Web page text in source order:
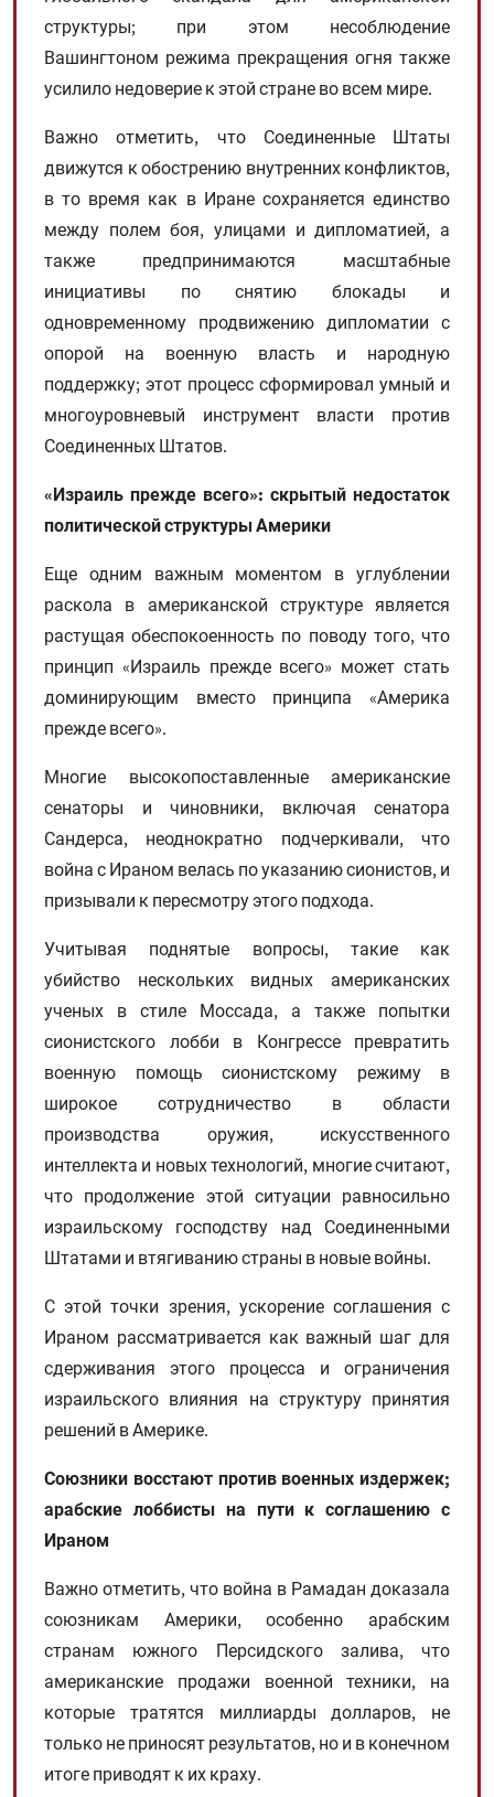
структуры; при этом несоблюдение
Вашингтоном режима прекращения огня также
усилило недоверие к этой стране во всем мире.
Важно отметить, что Соединенные Штаты
движутся к обострению внутренних конфликтов,
в то время как в Иране сохраняется единство
между полем боя, улицами и дипломатией, а
также предпринимаются масштабные
инициативы по снятию блокады и
одновременному продвижению дипломатии с
опорой на военную власть и народную
поддержку; этот процесс сформировал умный и
многоуровневый инструмент власти против
Соединенных Штатов.
«Израиль прежде всего»: скрытый недостаток
политической структуры Америки
Еще одним важным моментом в углублении
раскола в американской структуре является
растущая обеспокоенность по поводу того, что
принцип «Израиль прежде всего» может стать
доминирующим вместо принципа «Америка
прежде всего».
Многие высокопоставленные американские
сенаторы и чиновники, включая сенатора
Сандерса, неоднократно подчеркивали, что
война с Ираном велась по указанию сионистов, и
призывали к пересмотру этого подхода.
Учитывая поднятые вопросы, такие как
убийство нескольких видных американских
ученых в стиле Моссада, а также попытки
сионистского лобби в Конгрессе превратить
военную помощь сионистскому режиму в
широкое сотрудничество в области
производства оружия, искусственного
интеллекта и новых технологий, многие считают,
что продолжение этой ситуации равносильно
израильскому господству над Соединенными
Штатами и втягиванию страны в новые войны.
С этой точки зрения, ускорение соглашения с
Ираном рассматривается как важный шаг для
сдерживания этого процесса и ограничения
израильского влияния на структуру принятия
решений в Америке.
Союзники восстают против военных издержек;
арабские лоббисты на пути к соглашению с
Ираном
Важно отметить, что война в Рамадан доказала
союзникам Америки, особенно арабским
странам южного Персидского залива, что
американские продажи военной техники, на
которые тратятся миллиарды долларов, не
только не приносят результатов, но и в конечном
итоге приводят к их краху.